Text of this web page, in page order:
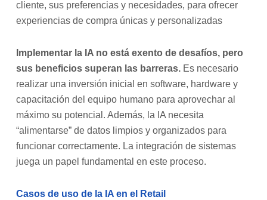
cliente, sus preferencias y necesidades, para ofrecer
experiencias de compra únicas y personalizadas
Implementar la IA no está exento de desafíos, pero
sus beneficios superan las barreras. Es necesario
realizar una inversión inicial en software, hardware y
capacitación del equipo humano para aprovechar al
máximo su potencial. Además, la IA necesita
“alimentarse” de datos limpios y organizados para
funcionar correctamente. La integración de sistemas
juega un papel fundamental en este proceso.
Casos de uso de la IA en el Retail